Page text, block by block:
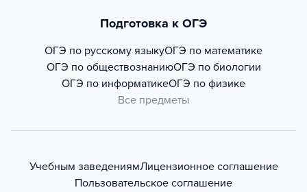
Подготовка к ОГЭ
ОГЭ по русскому языкуОГЭ по математике
ОГЭ по обществознаниюОГЭ по биологии
ОГЭ по информатикеОГЭ по физике
Все предметы
Учебным заведениямЛицензионное соглашение
Пользовательское соглашение